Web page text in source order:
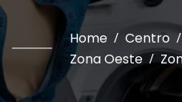
Home / Centro /
Zona Oeste /